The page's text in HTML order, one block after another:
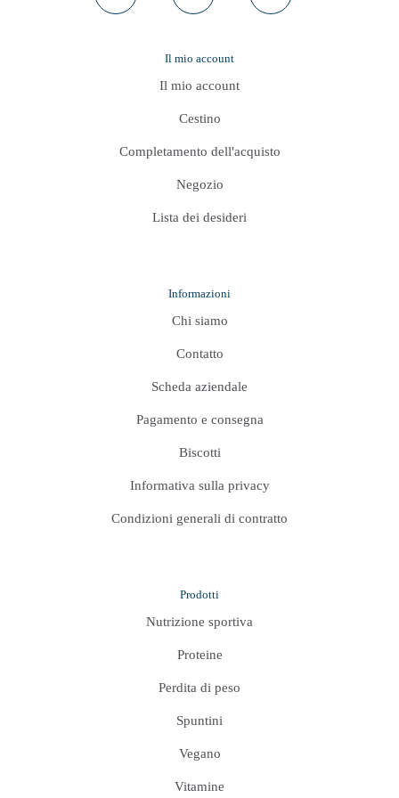
Il mio account
Il mio account
Cestino
Completamento dell'acquisto
Negozio
Lista dei desideri
Informazioni
Chi siamo
Contatto
Scheda aziendale
Pagamento e consegna
Biscotti
Informativa sulla privacy
Condizioni generali di contratto
Prodotti
Nutrizione sportiva
Proteine
Perdita di peso
Spuntini
Vegano
Vitamine